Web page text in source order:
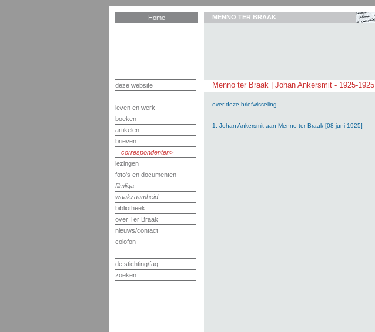
Home
deze website
leven en werk
boeken
artikelen
brieven
correspondenten
lezingen
foto's en documenten
filmliga
waakzaamheid
bibliotheek
over Ter Braak
nieuws/contact
colofon
de stichting/faq
zoeken
MENNO TER BRAAK
Menno ter Braak | Johan Ankersmit - 1925-1925
over deze briefwisseling
1. Johan Ankersmit aan Menno ter Braak [08 juni 1925]